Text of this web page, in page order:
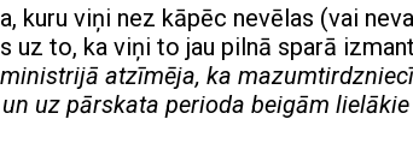
kuru viņi nez kāpēc nevēlas (vai
uz to, ka viņi to jau pilnā sparā
atzīmēja, ka
uz pārskata perioda beigām lielākie